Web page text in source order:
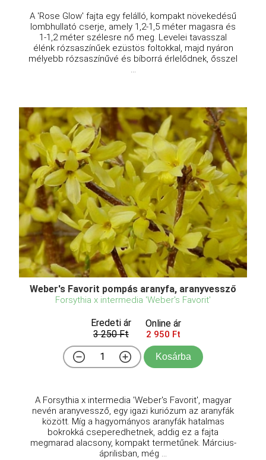
A 'Rose Glow' fajta egy felálló, kompakt növekedésű
lombhullató cserje, amely 1,2-1,5 méter magasra és
1-1,2 méter szélesre nő meg. Levelei tavasszal
élénk rózsaszínűek ezüstös foltokkal, majd nyáron
mélyebb rózsaszínűvé és bíborrá érlelődnek, ősszel
...
Weber's Favorit pompás aranyfa, aranyvessző
Forsythia x intermedia 'Weber's Favorit'
Eredeti ár
3 250 Ft
Online ár
2 950 Ft
Kosárba
A Forsythia x intermedia 'Weber's Favorit', magyar
nevén aranyvessző, egy igazi kuriózum az aranyfák
között. Míg a hagyományos aranyfák hatalmas
bokrokká cseperedhetnek, addig ez a fajta
megmarad alacsony, kompakt termetűnek. Március-
áprilisban, még ...